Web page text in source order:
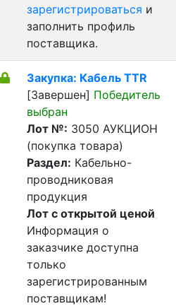
зарегистрироваться и
заполнить профиль
поставщика.
Закупка: Кабель TTR
[Завершен] Победитель
выбран
Лот №: 3050 АУКЦИОН
(покупка товара)
Раздел: Кабельно-
проводниковая
продукция
Лот с открытой ценой
Информация о
заказчике доступна
только
зарегистрированным
поставщикам!